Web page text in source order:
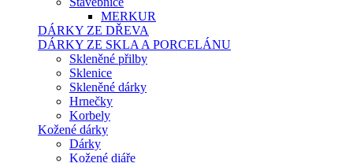
MERKUR
DÁRKY ZE DŘEVA
DÁRKY ZE SKLA A PORCELÁNU
Skleněné přilby
Sklenice
Skleněné dárky
Hrnečky
Korbely
Kožené dárky
Dárky
Kožené diáře